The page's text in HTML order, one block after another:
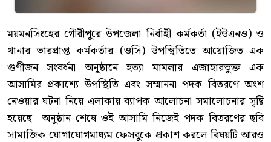
ময়মনসিংহের গৌরীপুরে উপজেলা নির্বাহী কর্মকর্তা (ইউএনও) ও
থানার ভারপ্রাপ্ত কর্মকর্তার (ওসি) উপস্থিতিতে আয়োজিত এক
গুণীজন সংবর্ধনা অনুষ্ঠানে হত্যা মামলার এজাহারভুক্ত এক
আসামির প্রকাশ্যে উপস্থিতি এবং সম্মাননা পদক বিতরণে অংশ
নেওয়ার ঘটনা নিয়ে এলাকায় ব্যাপক আলোচনা-সমালোচনার সৃষ্টি
হয়েছে। অনুষ্ঠান শেষে ওই আসামি নিজেই পদক বিতরণের ছবি
সামাজিক যোগাযোগমাধ্যম ফেসবুকে প্রকাশ করলে বিষয়টি আরও